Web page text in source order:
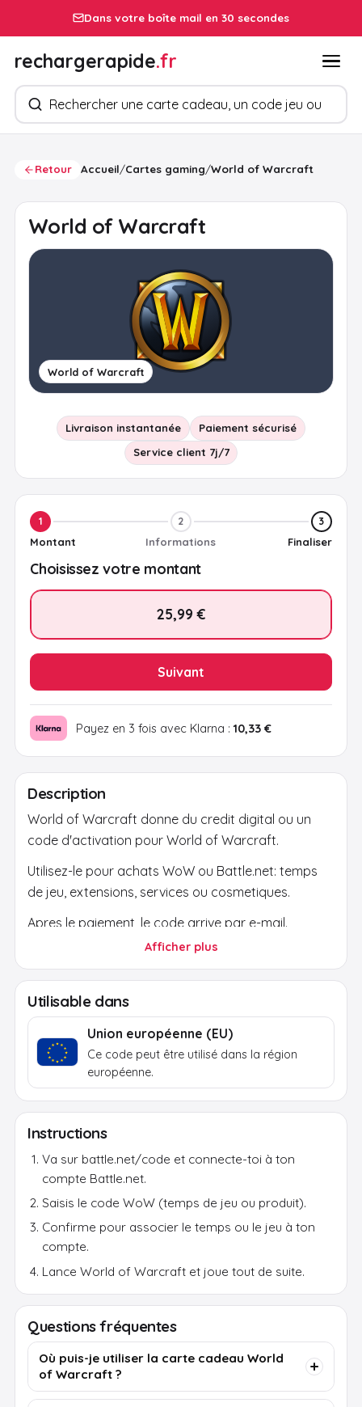
Dans votre boîte mail en 30 secondes
rechargerapide.fr
Rechercher des produits
Retour Accueil/Cartes gaming/World of Warcraft
World of Warcraft
World of Warcraft
Livraison instantanée
Paiement sécurisé
Service client 7j/7
1
Montant
2
Informations
3
Finaliser
Choisissez votre montant
25,99 €
Suivant
Payez en 3 fois avec Klarna : 10,33 €
Description
World of Warcraft donne du credit digital ou un
code d'activation pour World of Warcraft.
Utilisez-le pour achats WoW ou Battle.net: temps
de jeu, extensions, services ou cosmetiques.
Apres le paiement, le code arrive par e-mail.
Utilisez-le uniquement via la plateforme ou
compte.
Afficher plus
Utilisable dans
Union européenne (EU)
Ce code peut être utilisé dans la région
européenne.
Instructions
Va sur battle.net/code et connecte-toi à ton
compte Battle.net.
Saisis le code WoW (temps de jeu ou produit).
Confirme pour associer le temps ou le jeu à ton
compte.
Lance World of Warcraft et joue tout de suite.
Questions fréquentes
Où puis-je utiliser la carte cadeau World
of Warcraft ?